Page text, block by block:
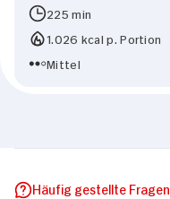
225 min
1.026 kcal p. Portion
Mittel
Häufig gestellte Fragen